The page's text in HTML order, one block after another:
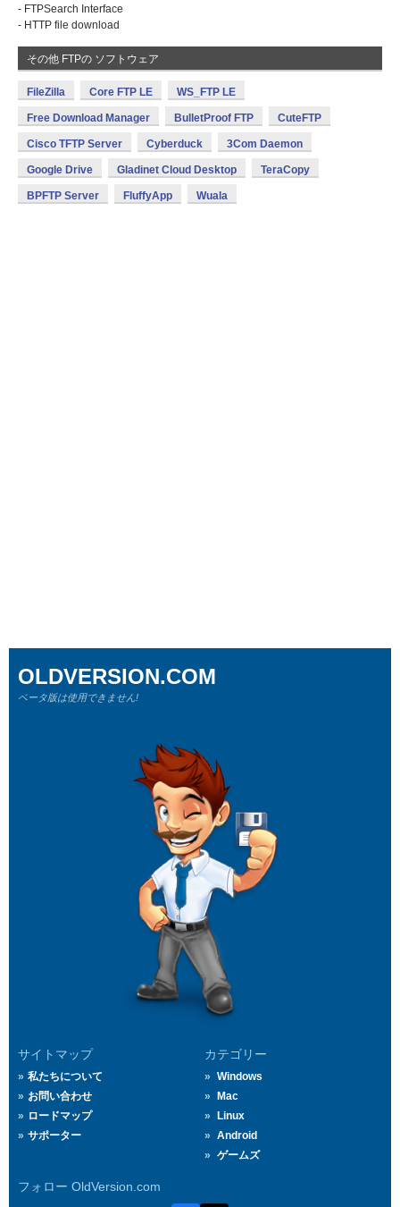
- FTPSearch Interface
- HTTP file download
その他 FTPの ソフトウェア
FileZilla Core FTP LE WS_FTP LE
Free Download Manager BulletProof FTP CuteFTP
Cisco TFTP Server Cyberduck 3Com Daemon
Google Drive Gladinet Cloud Desktop TeraCopy
BPFTP Server FluffyApp Wuala
サイトマップ
私たちについて
お問い合わせ
ロードマップ
サポーター
カテゴリー
Windows
Mac
Linux
Android
ゲームズ
フォロー OldVersion.com
OLDVERSION.COM
ベータ版は使用できません!